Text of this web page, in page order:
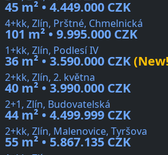
45 m² • 4.449.000 CZK
4+kk, Zlín, Prštné, Chmelnická
101 m² • 9.995.000 CZK
1+kk, Zlín, Podlesí IV
36 m² • 3.590.000 CZK
2+kk, Zlín, 2. května
40 m² • 3.990.000 CZK
2+1, Zlín, Budovatelská
44 m² • 4.499.999 CZK
2+kk, Zlín, Malenovice, Tyršova
55 m² • 5.867.135 CZK